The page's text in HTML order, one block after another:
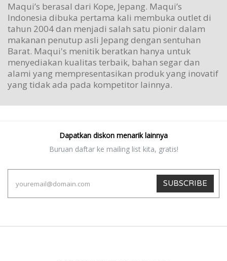
Maqui’s berasal dari Kope, Jepang. Maqui’s
Indonesia dibuka pertama kali membuka outlet di
tahun 2004 dan menjadi salah satu pionir dalam
makanan penutup asli Jepang dengan sentuhan
Barat. Maqui's menitik beratkan hanya untuk
menyediakan kualitas terbaik, bahan segar dan
alami yang mempresentasikan produk yang inovatif
yang tidak ada pada kompetitor lainnya.
Dapatkan diskon menarik lainnya
Buruan daftar ke mailing list kita, gratis!
SUBSCRIBE